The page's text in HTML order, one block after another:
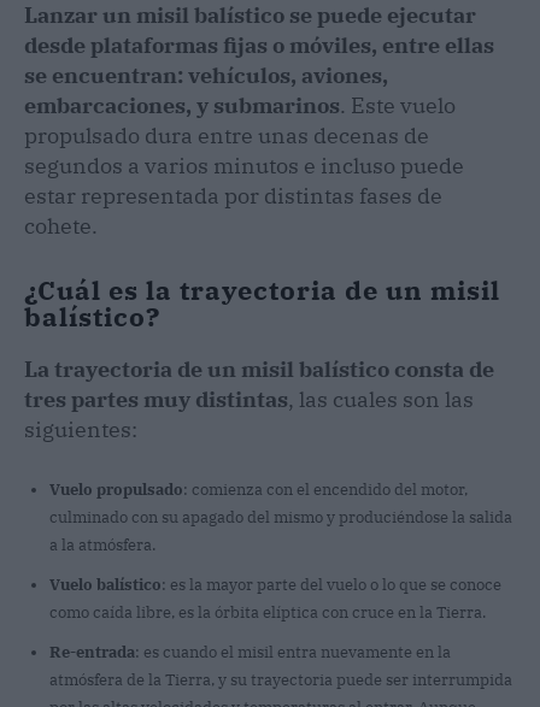
Lanzar un misil balístico se puede ejecutar
desde plataformas fijas o móviles, entre ellas
se encuentran: vehículos, aviones,
embarcaciones, y submarinos. Este vuelo
propulsado dura entre unas decenas de
segundos a varios minutos e incluso puede
estar representada por distintas fases de
cohete.
¿Cuál es la trayectoria de un misil
balístico?
La trayectoria de un misil balístico consta de
tres partes muy distintas, las cuales son las
siguientes:
Vuelo propulsado: comienza con el encendido del motor,
culminado con su apagado del mismo y produciéndose la salida
a la atmósfera.
Vuelo balístico: es la mayor parte del vuelo o lo que se conoce
como caída libre, es la órbita elíptica con cruce en la Tierra.
Re-entrada: es cuando el misil entra nuevamente en la
atmósfera de la Tierra, y su trayectoria puede ser interrumpida